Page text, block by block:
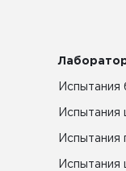
Испытания
Испытания
Испытания
Испытания